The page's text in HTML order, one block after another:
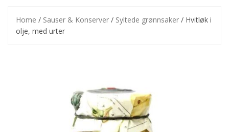
Home / Sauser & Konserver / Syltede grønnsaker / Hvitløk i
olje, med urter